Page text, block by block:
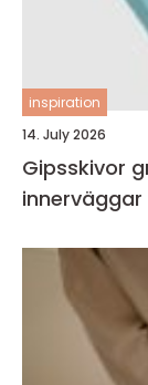
inspiration
14. July 2026
Gipsskivor grunden för moderna, hållbara
innerväggar